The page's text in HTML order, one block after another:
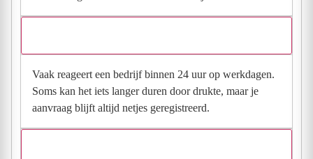
Vaak reageert een bedrijf binnen 24 uur op werkdagen.
Soms kan het iets langer duren door drukte, maar je
aanvraag blijft altijd netjes geregistreerd.